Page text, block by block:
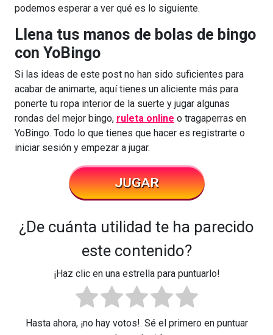
podemos esperar a ver qué es lo siguiente.
Llena tus manos de bolas de bingo
con YoBingo
Si las ideas de este post no han sido suficientes para
acabar de animarte, aquí tienes un aliciente más para
ponerte tu ropa interior de la suerte y jugar algunas
rondas del mejor bingo, ruleta online o tragaperras en
YoBingo. Todo lo que tienes que hacer es registrarte o
iniciar sesión y empezar a jugar.
¿De cuánta utilidad te ha parecido
este contenido?
¡Haz clic en una estrella para puntuarlo!
Hasta ahora, ¡no hay votos!. Sé el primero en puntuar